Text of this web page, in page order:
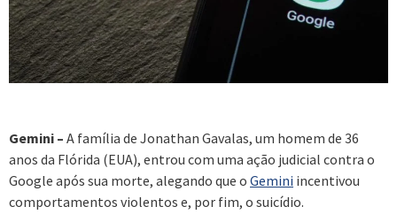
Gemini – A família de Jonathan Gavalas, um homem de 36
anos da Flórida (EUA), entrou com uma ação judicial contra o
Google após sua morte, alegando que o Gemini incentivou
comportamentos violentos e, por fim, o suicídio.